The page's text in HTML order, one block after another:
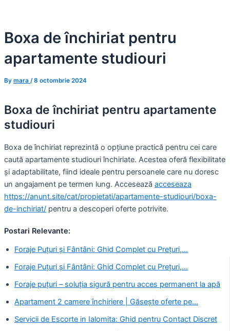
content
Boxa de închiriat pentru
apartamente studiouri
By mara /8 octombrie 2024
Boxa de închiriat pentru apartamente
studiouri
Boxa de închiriat reprezintă o opțiune practică pentru cei care
caută apartamente studiouri închiriate. Acestea oferă flexibilitate
și adaptabilitate, fiind ideale pentru persoanele care nu doresc
un angajament pe termen lung. Accesează acceseaza
https://anunt.site/cat/propietati/apartamente-studiouri/boxa-
de-inchiriat/ pentru a descoperi oferte potrivite.
Postari Relevante:
Foraje Puțuri și Fântâni: Ghid Complet cu Prețuri,…
Foraje Puțuri și Fântâni: Ghid Complet cu Prețuri,…
Foraje puțuri – soluția sigură pentru acces permanent la apă
Apartament 2 camere închiriere | Găsește oferte pe…
Servicii de Escorte in Ialomita: Ghid pentru Contact Discret